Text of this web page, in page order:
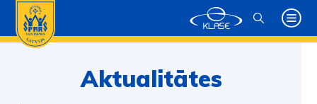
Aktualitātes